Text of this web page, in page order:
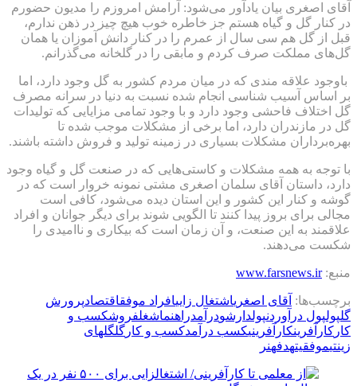
آقای اصغری بیان یادآور می‌شود: آرامش امروزم را مدیون حضورم
در کنار گل و گیاه هستم جز خاطره خوب هیچ چیز در ذهن ندارم،
قبل از گل هم سی سال از عمرم را در کنار دانش آموزان یا همان
گل‌های مملکت صرف کردم و مابقی را در گلخانه می‌گذرانم.
باوجود علاقه مندی که در میان مردم کشور به گل وجود دارد، اما
بر اساس آسیب شناسی انجام شده نسبت به دنیا در سرانه مصرف
گل اختلاف فاحشی وجود دارد و با وجود تمامی مزایایی که تولیدات
گل در مازندران دارد، اما برخی از مشکلات موجب شده تا
بهره‌برداران مشکلات بسیاری در زمینه تولید و فروش داشته باشند.
با توجه به همه مشکلات و کاستی‌هایی که در صنعت گل و گیاه وجود
دارد، داستان آقای سلمان اصغری مشتی نمونه خروار است که در
گوشه و کنار این کشور و این استان دیده می‌شود، کافی است
مجالی برای بروز پیدا کنند تا الگویی شوند برای دیگر جوانان و افراد
علاقمند به این صنعت، و آن زمان است که بیکاری و ناامیدی را
شکست می‌دهند.
منبع:www.farsnews.ir
برچسب‌ها: آقای اصغریاشتغال زاییافراد موفقاقتصادپرورش
گلپولپول درآوردنپولدارشودرآمدراهنماشغلفروشكسب و
كار کارآفرینکارآفرینیکسب درآمدکسب و کار گلگلهای
زینتیموفقیتهدفهنر